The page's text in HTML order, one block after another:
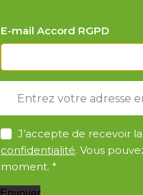
E-mail Accord RGPD
m
a
i
l
A
c
c
J’accepte de recevoir
confidentialité. Vous
moment. *